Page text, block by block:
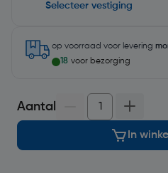
Selecteer vestiging
op voorraad voor levering
18 voor bezorging
Aantal
In